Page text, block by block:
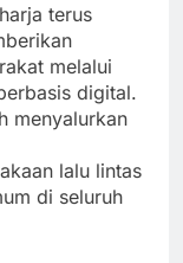
terus
melalui
digital.
menyalurkan
lalu lintas
di seluruh